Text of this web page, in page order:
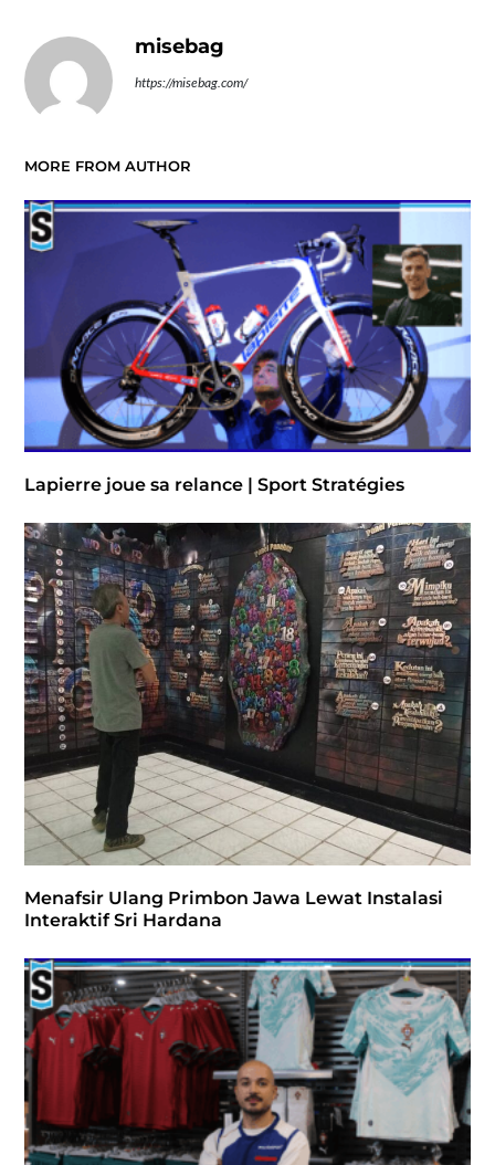
misebag
https://misebag.com/
MORE FROM AUTHOR
Lapierre joue sa relance | Sport Stratégies
Menafsir Ulang Primbon Jawa Lewat Instalasi
Interaktif Sri Hardana